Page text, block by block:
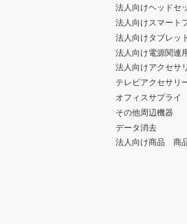
法人向けヘッドセ
法人向けスマート
法人向けタブレッ
法人向け電源関連
法人向けアクセサ
テレビアクセサリ
オフィスサプライ
その他周辺機器
データ消去
法人向け商品 商